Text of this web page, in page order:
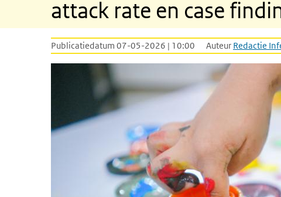
attack rate en case
Publicatiedatum 07-05-2026 | 10:00 Auteur Redactie